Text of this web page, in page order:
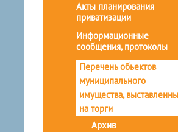
Акты планирования
приватизации
Информационные
сообщения, протоколы
Перечень обьектов
муниципального
имущества,
на торги
Архив